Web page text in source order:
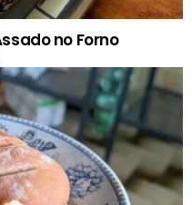
no Forno